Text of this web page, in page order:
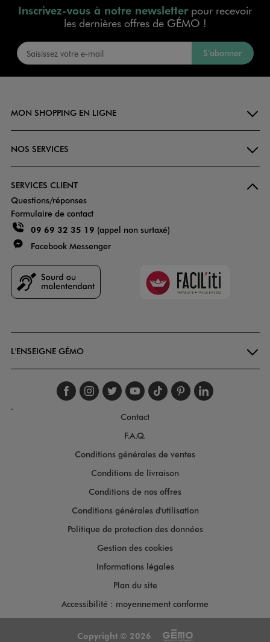
Inscrivez-vous à notre newsletterpour recevoir
les dernières offres de GÉMO !
S’abonner
MON SHOPPING EN LIGNE
NOS SERVICES
SERVICES CLIENT
Questions/réponses
Formulaire de contact
09 69 32 35 19 (appel non surtaxé)
Facebook Messenger
Faciliti
L'ENSEIGNE GÉMO
Suivez-nous sur
Suivez-nous sur
Suivez-nous sur
Suivez-nous
Suivez-nous
Suivez-
.
Contact
F.A.Q.
Conditions générales de ventes
Conditions de livraison
Conditions de nos offres
Conditions générales d'utilisation
Politique de protection des données
Gestion des cookies
Informations légales
Plan du site
Accessibilité : moyennement conforme
Copyright © 2026